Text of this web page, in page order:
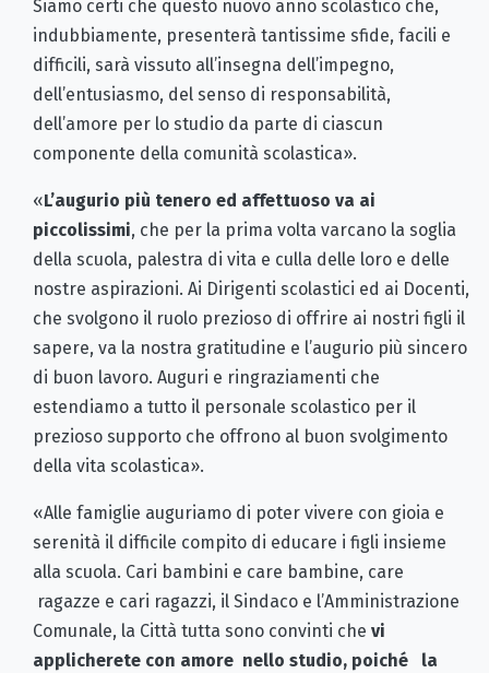
Siamo certi che questo nuovo anno scolastico che,
indubbiamente, presenterà tantissime sfide, facili e
difficili, sarà vissuto all’insegna dell’impegno,
dell’entusiasmo, del senso di responsabilità,
dell’amore per lo studio da parte di ciascun
componente della comunità scolastica».
«L’augurio più tenero ed affettuoso va ai
piccolissimi, che per la prima volta varcano la soglia
della scuola, palestra di vita e culla delle loro e delle
nostre aspirazioni. Ai Dirigenti scolastici ed ai Docenti,
che svolgono il ruolo prezioso di offrire ai nostri figli il
sapere, va la nostra gratitudine e l’augurio più sincero
di buon lavoro. Auguri e ringraziamenti che
estendiamo a tutto il personale scolastico per il
prezioso supporto che offrono al buon svolgimento
della vita scolastica».
«Alle famiglie auguriamo di poter vivere con gioia e
serenità il difficile compito di educare i figli insieme
alla scuola. Cari bambini e care bambine, care
ragazze e cari ragazzi, il Sindaco e l’Amministrazione
Comunale, la Città tutta sono convinti che vi
applicherete con amore nello studio, poiché la